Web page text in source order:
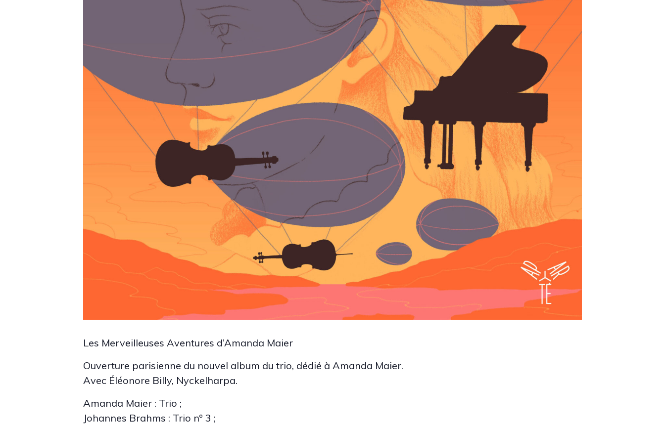
Les Merveilleuses Aventures d’Amanda Maier
Ouverture parisienne du nouvel album du trio, dédié à Amanda Maier.
Avec Éléonore Billy, Nyckelharpa.
Amanda Maier : Trio ;
Johannes Brahms : Trio n° 3 ;